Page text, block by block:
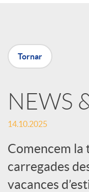
X
r
x
e
Tornar
NEWS
14.10.2025
Comencem la
carregades
vacances